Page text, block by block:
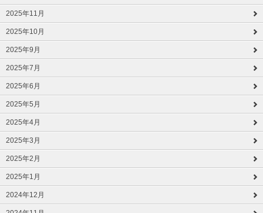
2025年11月
2025年10月
2025年9月
2025年7月
2025年6月
2025年5月
2025年4月
2025年3月
2025年2月
2025年1月
2024年12月